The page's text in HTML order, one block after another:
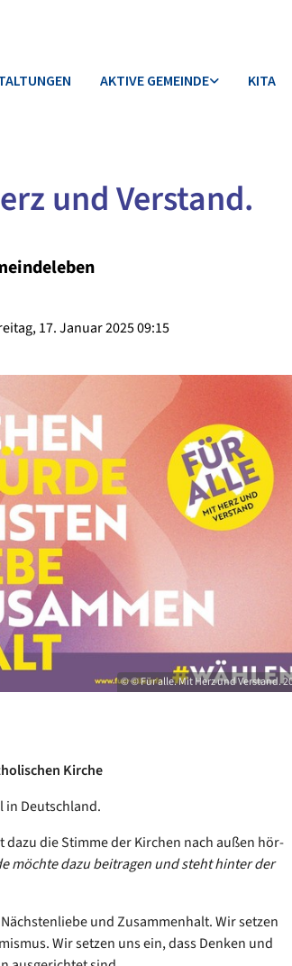
AKTIVE GEMEINDE KITA
und Verstand.
17. Januar 2025 09:15
© © Für alle. Mit Herz und Verstand.
Kirche
in Deutschland.
die Stimme der Kirchen nach außen hör-
möchte dazu beitragen und steht hinter der
und Zusammenhalt. Wir setzen
Wir setzen uns ein, dass Denken und